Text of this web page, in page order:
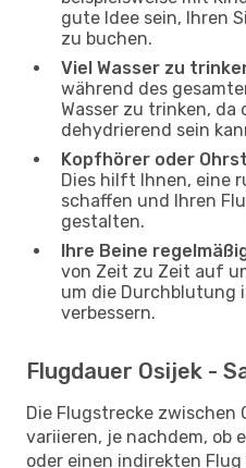
gute Idee sein, Ihren
zu buchen.
Viel Wasser zu
während des
Wasser zu trinken, da
dehydrierend sein
Kopfhörer oder
Dies hilft Ihnen, eine
schaffen und Ihren
gestalten.
Ihre Beine
von Zeit zu Zeit auf
um die Durchblutung
verbessern.
Flugdauer Osijek -
Die Flugstrecke zwischen
variieren, je nachdem, ob
oder einen indirekten